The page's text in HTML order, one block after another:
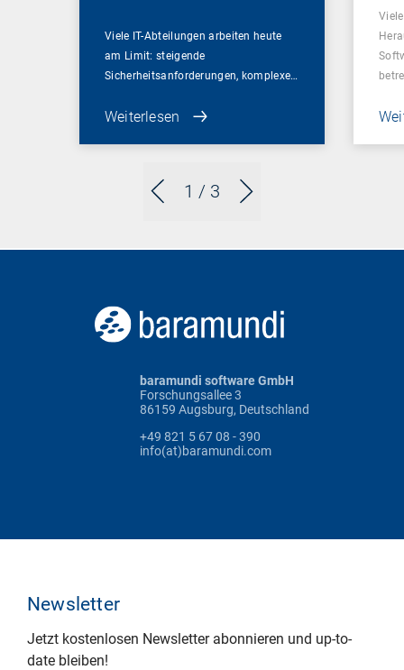
1 / 3
Viele IT-Abteilungen arbeiten heute
am Limit: steigende
Sicherheitsanforderungen, komplexe…
Weiterlesen
baramundi software GmbH
Forschungsallee 3
86159 Augsburg, Deutschland
+49 821 5 67 08 - 390
info(at)baramundi.com
Newsletter
Jetzt kostenlosen Newsletter abonnieren und up-to-
date bleiben!